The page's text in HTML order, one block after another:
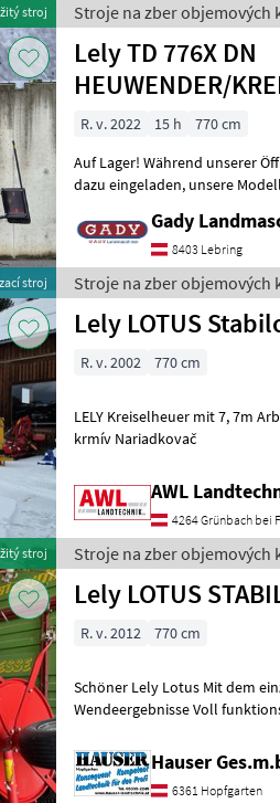
stroj Stroje na zber objemových
stroj
Lely TD 776X DN
HEUWENDER/
R. v. 2022 15 h
770 cm
Auf Lager! Während unserer Öffnungszeiten sind Sie jederzeit herzlich
dazu eingeladen, unsere Modelle vor Ort zu besichtigen. Für ein
Gady
8403 Lebring
Stroje na zber objemových
stroj
Lely LOTUS
R. v. 2002 770 cm
LELY Kreiselheuer mit 7, 7m Arbeitsbreite Stroje na
krmív Nariadkovač
AWL
4264 Grünbach bei
Stroje na zber objemových
Lely LOTUS
R. v. 2012 770 cm
Schöner Lely Lotus Mit dem einzigartigen Hakenzinken für beste
Wendeergebnisse Voll
Hauser
6361 Hopfgarten